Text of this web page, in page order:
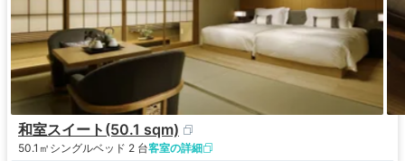
和室スイート(50.1 sqm)
50.1㎡ シングルベッド 2 台客室の詳細